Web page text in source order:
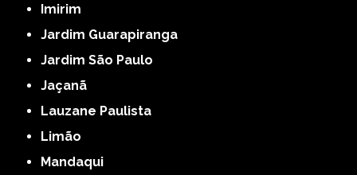
Imirim
Jardim Guarapiranga
Jardim São Paulo
Jaçanã
Lauzane Paulista
Limão
Mandaqui